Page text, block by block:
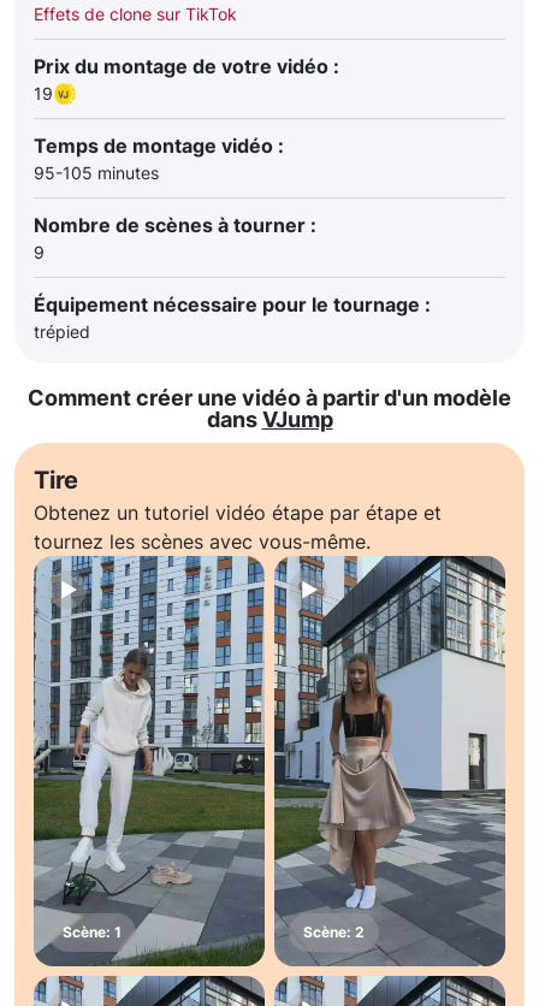
Effets de clone sur TikTok
Prix du montage de votre vidéo :
19
Temps de montage vidéo :
95-105 minutes
Nombre de scènes à tourner :
9
Équipement nécessaire pour le tournage :
trépied
Comment créer une vidéo à partir d'un modèle
dansVJump
Tire
Obtenez un tutoriel vidéo étape par étape et
tournez les scènes avec vous-même.